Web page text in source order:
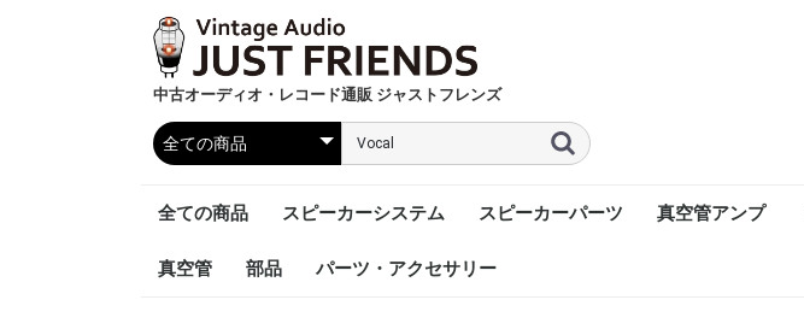
中古オーディオ・レコード通販 ジャストフレンズ
全ての商品 スピーカーシステム スピーカーパーツ 真空管アンプ
真空管 部品 パーツ・アクセサリー